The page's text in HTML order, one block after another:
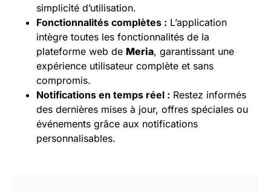
simplicité d’utilisation.
Fonctionnalités complètes : L’application
intègre toutes les fonctionnalités de la
plateforme web de Meria, garantissant une
expérience utilisateur complète et sans
compromis.
Notifications en temps réel : Restez informés
des dernières mises à jour, offres spéciales ou
événements grâce aux notifications
personnalisables.